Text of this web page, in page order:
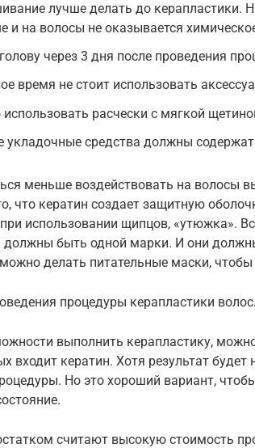
лучше делать до керапластики.
и на волосы не оказывается
через 3 дня после проведения
время не стоит использовать
расчески с мягкой
средства должны
меньше воздействовать на волосы
что кератин создает защитную
использовании щипцов, «утюжка».
должны быть одной марки. И они
делать питательные маски, чтобы
процедуры керапластики волос.
выполнить керапластику,
входит кератин. Хотя результат
Но это хороший вариант,
считают высокую стоимость